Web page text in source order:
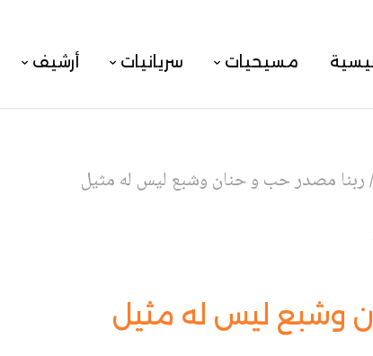
مسيحيات سريانيات أرشيف
ربنا مصدر حب و حنان وشبع ليس له مثيل
وشبع ليس له مثيل